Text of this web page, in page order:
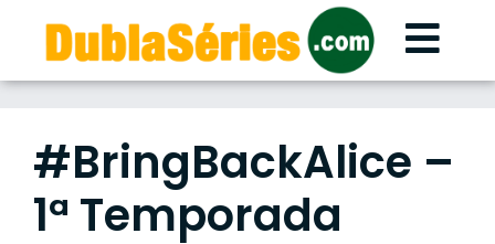
content
#BringBackAlice –
1ª Temporada